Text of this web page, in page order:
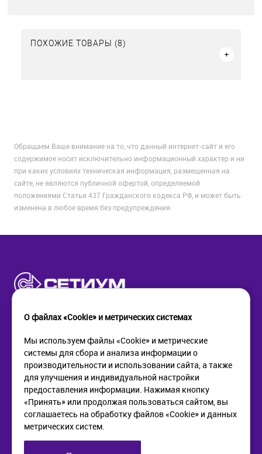
ПОХОЖИЕ ТОВАРЫ (8)
Обращаем Ваше внимание на то, что данный интернет-сайт и его
содержимое носит исключительно информационный характер и ни
при каких условиях техническая информация, размещенная на
сайте, не являются публичной офертой, определяемой
положениями Статьи 437 Гражданского кодекса РФ, и может быть
изменена в любое время без предупреждения.
КОМПАНИЯ
О компании
Новости
Контакты
ПОМОЩЬ
Как купить
Доставка
Возврат
ИНФОРМАЦИЯ
web@setium.ru
О файлах «Cookie» и метрических системах
Мы используем файлы «Cookie» и метрические
системы для сбора и анализа информации о
производительности и использовании сайта, а также
для улучшения и индивидуальной настройки
предоставления информации. Нажимая кнопку
«Принять» или продолжая пользоваться сайтом, вы
соглашаетесь на обработку файлов «Cookie» и данных
метрических систем.